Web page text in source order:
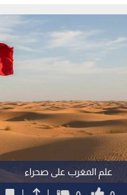
علم المغرب على صحراء